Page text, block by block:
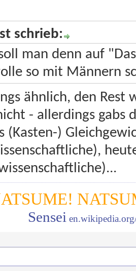
schrieb:
man denn auf
so mit Männern
ähnlich, den Rest
- allerdings gabs
(Kasten-)
Sensei